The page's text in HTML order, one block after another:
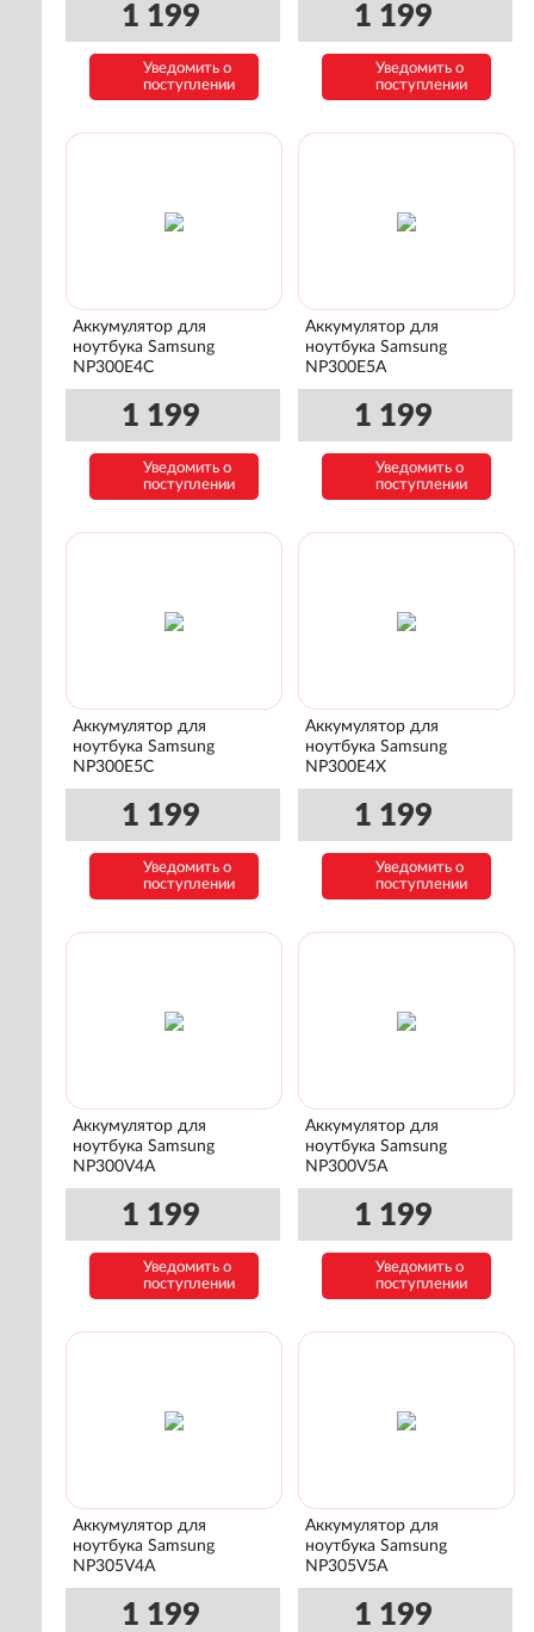
1 199
Уведомить о
поступлении
1 199
Уведомить о
поступлении
Аккумулятор для
ноутбука Samsung
NP300E4C
1 199
Уведомить о
поступлении
Аккумулятор для
ноутбука Samsung
NP300E5A
1 199
Уведомить о
поступлении
Аккумулятор для
ноутбука Samsung
NP300E5C
1 199
Уведомить о
поступлении
Аккумулятор для
ноутбука Samsung
NP300E4X
1 199
Уведомить о
поступлении
Аккумулятор для
ноутбука Samsung
NP300V4A
1 199
Уведомить о
поступлении
Аккумулятор для
ноутбука Samsung
NP300V5A
1 199
Уведомить о
поступлении
Аккумулятор для
ноутбука Samsung
NP305V4A
1 199
Аккумулятор для
ноутбука Samsung
NP305V5A
1 199